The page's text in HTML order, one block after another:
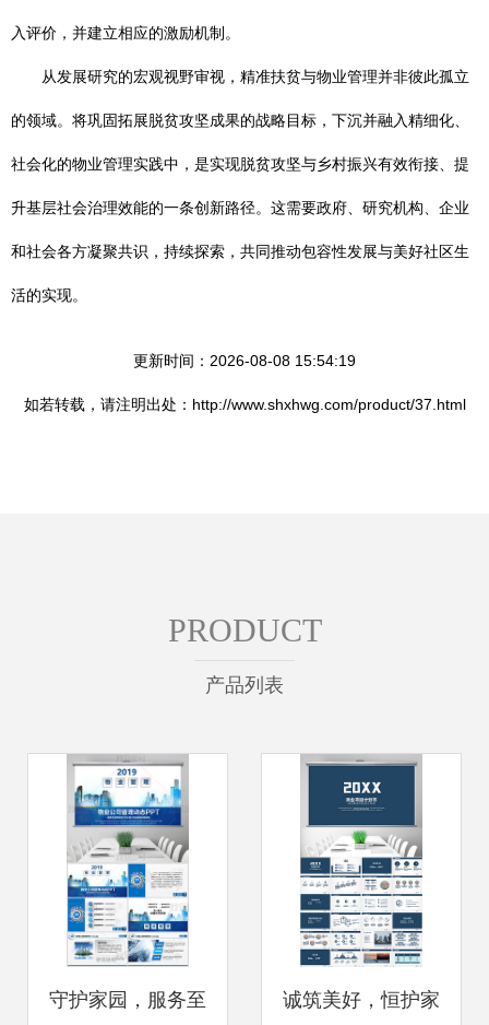
入评价，并建立相应的激励机制。
从发展研究的宏观视野审视，精准扶贫与物业管理并非彼此孤立
的领域。将巩固拓展脱贫攻坚成果的战略目标，下沉并融入精细化、
社会化的物业管理实践中，是实现脱贫攻坚与乡村振兴有效衔接、提
升基层社会治理效能的一条创新路径。这需要政府、研究机构、企业
和社会各方凝聚共识，持续探索，共同推动包容性发展与美好社区生
活的实现。
更新时间：2026-08-08 15:54:19
如若转载，请注明出处：http://www.shxhwg.com/product/37.html
PRODUCT
产品列表
守护家园，服务至 诚筑美好，恒护家